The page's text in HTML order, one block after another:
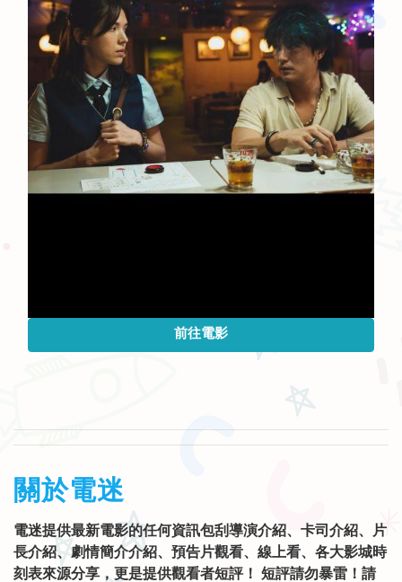
前往電影
關於電迷
電迷提供最新電影的任何資訊包刮導演介紹、卡司介紹、片
長介紹、劇情簡介介紹、預告片觀看、線上看、各大影城時
刻表來源分享，更是提供觀看者短評！ 短評請勿暴雷！請